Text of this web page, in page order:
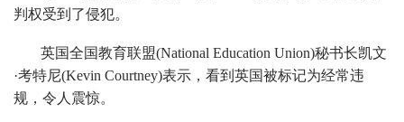
判权受到了侵犯。
英国全国教育联盟(National Education Union)秘书长凯文
·考特尼(Kevin Courtney)表示，看到英国被标记为经常违
规，令人震惊。